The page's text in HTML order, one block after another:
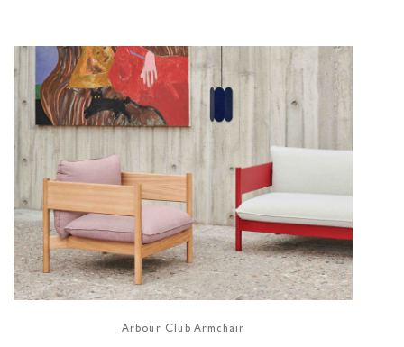
Arbour Club Armchair